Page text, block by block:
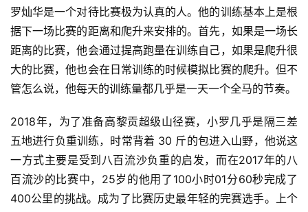
罗灿华是一个对待比赛极为认真的人。他的训练基本上是根
据下一场比赛的距离和爬升来安排的。首先，如果是一场长
距离的比赛，他会通过提高跑量在训练自己，如果是爬升很
大的比赛，他也会在日常训练的时候模拟比赛的爬升。但不
管怎么说，他每天的训练量都几乎是一天一个全马的节奏。
2018年，为了准备高黎贡超级山径赛，小罗几乎是隔三差
五地进行负重训练，时常背着 30 斤的包进入山野，他说这
一方式主要是受到八百流沙负重的启发，而在2017年的八
百流沙的比赛中，25岁的他用了100小时01分60秒完成了
400公里的挑战。成为了比赛历史最年轻的完赛选手。上个